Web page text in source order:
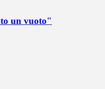
un vuoto"